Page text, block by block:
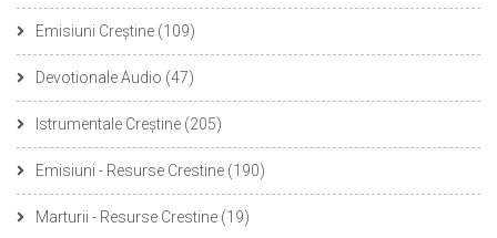
Emisiuni Creștine (109)
Devotionale Audio (47)
Istrumentale Creștine (205)
Emisiuni - Resurse Crestine (190)
Marturii - Resurse Crestine (19)